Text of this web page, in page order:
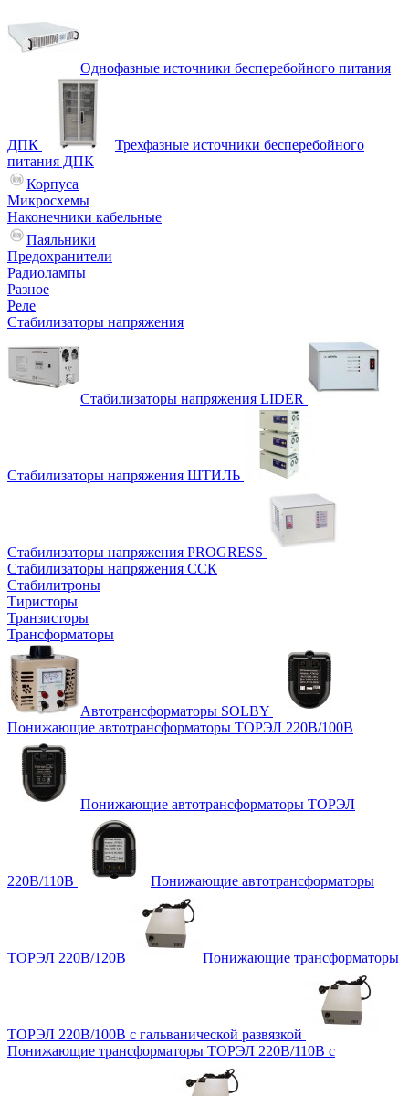
Однофазные источники бесперебойного питания
ДПК
Трехфазные источники бесперебойного
питания ДПК
Корпуса
Микросхемы
Наконечники кабельные
Паяльники
Предохранители
Радиолампы
Разное
Реле
Стабилизаторы напряжения
Стабилизаторы напряжения LIDER
Стабилизаторы напряжения ШТИЛЬ
Стабилизаторы напряжения PROGRESS
Стабилизаторы напряжения ССК
Стабилитроны
Тиристоры
Транзисторы
Трансформаторы
Автотрансформаторы SOLBY
Понижающие автотрансформаторы ТОРЭЛ 220В/100В
Понижающие автотрансформаторы ТОРЭЛ
220В/110В Понижающие автотрансформаторы
ТОРЭЛ 220В/120В Понижающие трансформаторы
ТОРЭЛ 220В/100В с гальванической развязкой
Понижающие трансформаторы ТОРЭЛ 220В/110В с